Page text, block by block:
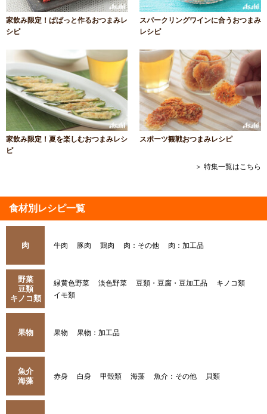
家飲み限定！ぱぱっと作るおつまみレ
シピ
スパークリングワインに合うおつまみ
レシピ
家飲み限定！夏を楽しむおつまみレシ
ピ
スポーツ観戦おつまみレシピ
＞ 特集一覧はこちら
食材別レシピ一覧
肉 牛肉 豚肉 鶏肉 肉：その他 肉：加工品
野菜
豆類
キノコ類
緑黄色野菜 淡色野菜 豆類・豆腐・豆加工品
キノコ類
イモ類
果物 果物 果物：加工品
魚介
海藻
赤身 白身 甲殻類 海藻 魚介：その他 貝類